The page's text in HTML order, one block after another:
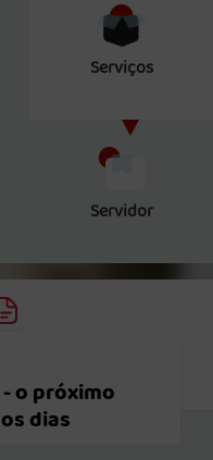
Serviços
Servidor
Eletrônico
o próximo
dias